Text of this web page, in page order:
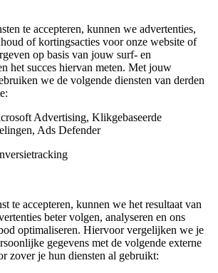
te accepteren, kunnen we advertenties,
of kortingsacties voor onze website of
op basis van jouw surf- en
het succes hiervan meten. Met jouw
we de volgende diensten van derden
Advertising, Klikgebaseerde
Ads Defender
te accepteren, kunnen we het resultaat van
beter volgen, analyseren en ons
optimaliseren. Hiervoor vergelijken we je
gegevens met de volgende externe
zover je hun diensten al gebruikt: